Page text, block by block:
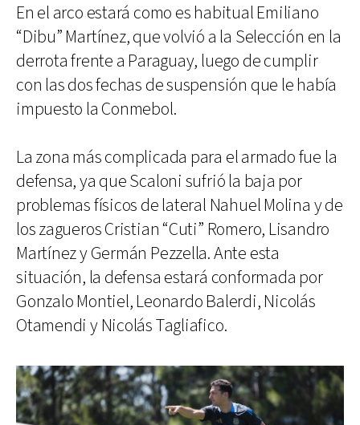
En el arco estará como es habitual Emiliano
“Dibu” Martínez, que volvió a la Selección en la
derrota frente a Paraguay, luego de cumplir
con las dos fechas de suspensión que le había
impuesto la Conmebol.
La zona más complicada para el armado fue la
defensa, ya que Scaloni sufrió la baja por
problemas físicos de lateral Nahuel Molina y de
los zagueros Cristian “Cuti” Romero, Lisandro
Martínez y Germán Pezzella. Ante esta
situación, la defensa estará conformada por
Gonzalo Montiel, Leonardo Balerdi, Nicolás
Otamendi y Nicolás Tagliafico.